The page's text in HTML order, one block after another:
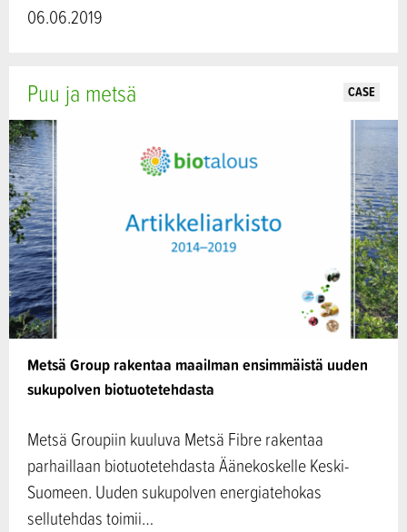
06.06.2019
Metsä Group rakentaa maailman ensimmäistä uuden
sukupolven biotuotetehdasta
Puu ja metsä CASE
Metsä Groupiin kuuluva Metsä Fibre rakentaa
parhaillaan biotuotetehdasta Äänekoskelle Keski-
Suomeen. Uuden sukupolven energiatehokas
sellutehdas toimii…